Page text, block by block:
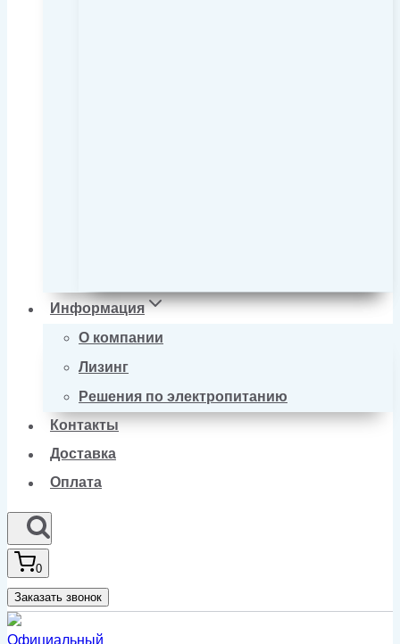
Информация
О компании
Лизинг
Решения по электропитанию
Контакты
Доставка
Оплата
0
Заказать звонок